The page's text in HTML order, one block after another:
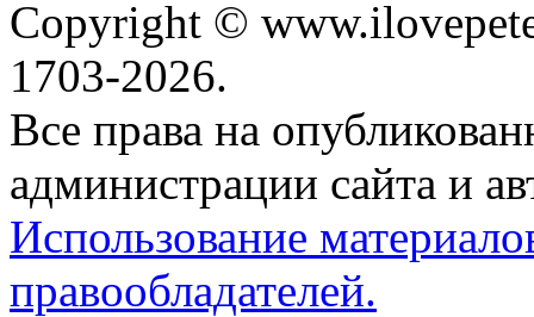
Copyright ©
1703-2026.
Все права на
администрации сайта и
Использование
правообладателей.